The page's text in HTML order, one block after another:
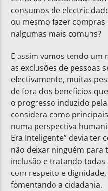
consumos de
ou mesmo fazer
nalgumas mais comuns?
E assim vamos tendo um
as exclusões de pessoas
efectivamente, muitas
de fora dos benefícios
o progresso induzido
considera como
numa perspectiva
Era Inteligente” devia ter
não deixar ninguém para
inclusão e tratando todas
com respeito e
fomentando a cidadania.